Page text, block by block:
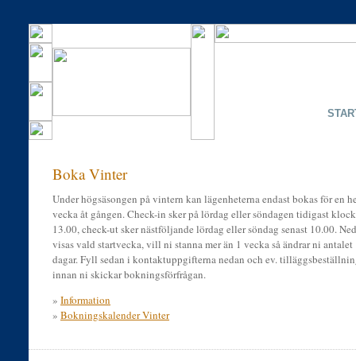
Boka Vinter
Under högsäsongen på vintern kan lägenheterna endast bokas för en
vecka åt gången. Check-in sker på lördag eller söndagen tidigast
13.00, check-ut sker nästföljande lördag eller söndag senast 10.00.
visas vald startvecka, vill ni stanna mer än 1 vecka så ändrar ni antalet
dagar. Fyll sedan i kontaktuppgifterna nedan och ev.
innan ni skickar bokningsförfrågan.
» Information
» Bokningskalender Vinter